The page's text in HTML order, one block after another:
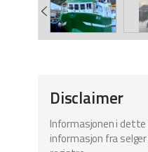
Disclaimer
Informasjonen i
informasjon fra